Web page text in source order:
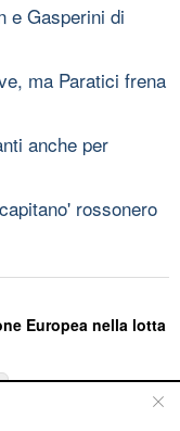
e Gasperini di
ma Paratici frena
anche per
rossonero
Europea nella lotta